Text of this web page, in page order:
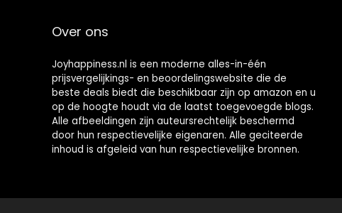
Over ons
Joyhappiness.nl is een moderne alles-in-één
prijsvergelijkings- en beoordelingswebsite die de
beste deals biedt die beschikbaar zijn op amazon en u
op de hoogte houdt via de laatst toegevoegde blogs.
Alle afbeeldingen zijn auteursrechtelijk beschermd
door hun respectievelijke eigenaren. Alle geciteerde
inhoud is afgeleid van hun respectievelijke bronnen.